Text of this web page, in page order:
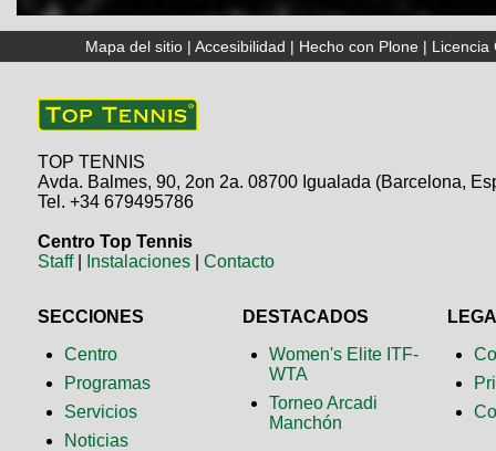
Mapa del sitio |Accesibilidad | Hecho con Plone | Licencia
TOP TENNIS
Avda. Balmes, 90, 2on 2a. 08700 Igualada (Barcelona,
Tel. +34 679495786
Centro Top Tennis
Staff| Instalaciones |Contacto
SECCIONES
Centro
Programas
Servicios
Noticias
DESTACADOS
Women's Elite ITF-
WTA
Torneo Arcadi
Manchón